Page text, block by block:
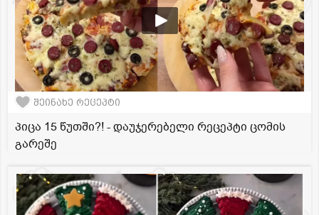
შეინახე რეცეპტი
პიცა 15 წუთში?! - დაუჯერებელი რეცეპტი ცომის
გარეშე